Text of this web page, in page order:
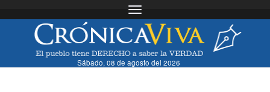
Toggle navigation
Sábado, 08 de agosto del 2026